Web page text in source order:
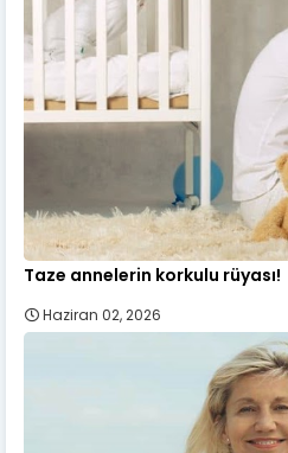
Taze annelerin korkulu rüyası!
Haziran 02, 2026